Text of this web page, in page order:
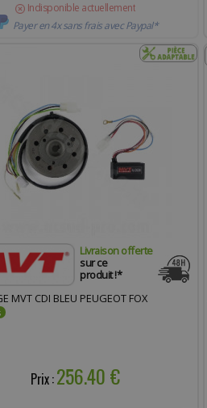
Indisponible actuellement
Payer en 4x sans frais avec Paypal*
Livraison offerte
sur ce
produit !*
MVT CDI BLEU PEUGEOT FOX
Prix :256.40 €